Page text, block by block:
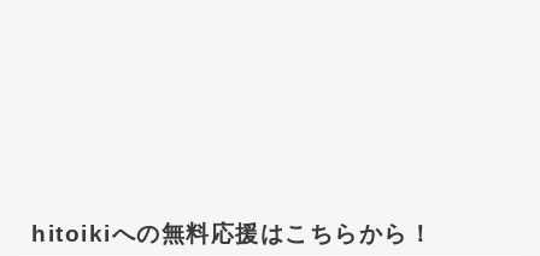
hitoikiへの無料応援はこちらから！